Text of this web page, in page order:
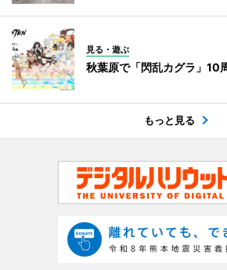
見る・遊ぶ
秋葉原で「閃乱カグラ」10
もっと見る